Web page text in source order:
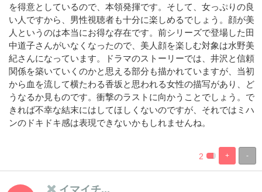
を得意としているので、本領発揮です。そして、女っぷりの良
い人ですから、男性視聴者も十分に楽しめるでしょう。顔が美
人というのは本当にお得な存在です。前シリーズで登場した田
中道子さんがいなくなったので、美人顔を楽しむ対象は水野美
紀さんになっています。ドラマのストーリーでは、井沢と信頼
関係を築いていくのかと思える部分も描かれていますが、当初
から血を流して横たわる香坂と思われる女性の描写があり、ど
うなるか見ものです。衝撃のラストに向かうことでしょう。で
きれば不幸な結末にはしてほしくないのですが、それではミハ
ンのドキドキ感は表現できないかもしれませんね。
-
+
%
Complete
100%
Complete
2